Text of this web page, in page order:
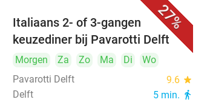
27%
Italiaans 2- of 3-gangen
keuzediner bij Pavarotti Delft
Morgen Za Zo Ma Di
Wo
Pavarotti Delft
9.6 star
Delft 5 min. directions_walk